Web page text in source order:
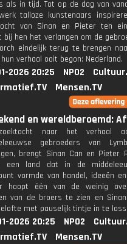
als in tijd. Tot op de dag van
talloze kunstenaars
van Sinan en Pieter ten
bij hen het verlangen om de
eindelijk terug te brengen
verhaal ooit begon: Nederland.
2026 20:25 NPO2
Mensen.TV
en wereldberoemd:
naar het verhaal
gebroeders van
brengt Sinan Can en Pieter
een land dat in de
vormde van handel, ideeën
hoopt één van de weinig
van de broers te zien en
met pauselijk tintje in te
2026 20:25 NPO2
Mensen.TV